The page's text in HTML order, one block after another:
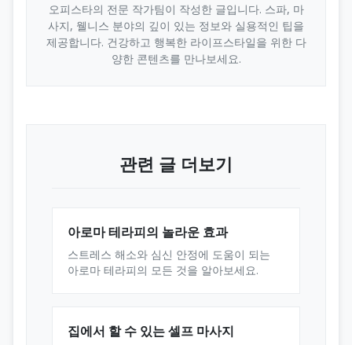
오피스타의 전문 작가팀이 작성한 글입니다. 스파, 마
사지, 웰니스 분야의 깊이 있는 정보와 실용적인 팁을
제공합니다. 건강하고 행복한 라이프스타일을 위한 다
양한 콘텐츠를 만나보세요.
관련 글 더보기
아로마 테라피의 놀라운 효과
스트레스 해소와 심신 안정에 도움이 되는
아로마 테라피의 모든 것을 알아보세요.
집에서 할 수 있는 셀프 마사지